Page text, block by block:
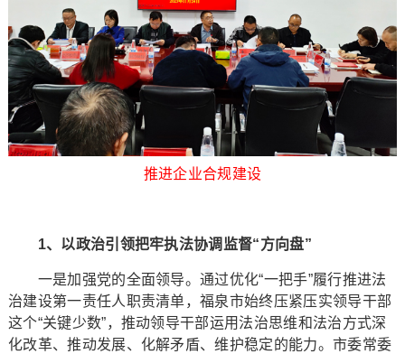
推进企业合规建设
1、以政治引领把牢执法协调监督“方向盘”
一是加强党的全面领导。通过优化“一把手”履行推进法
治建设第一责任人职责清单，福泉市始终压紧压实领导干部
这个“关键少数”，推动领导干部运用法治思维和法治方式深
化改革、推动发展、化解矛盾、维护稳定的能力。市委常委